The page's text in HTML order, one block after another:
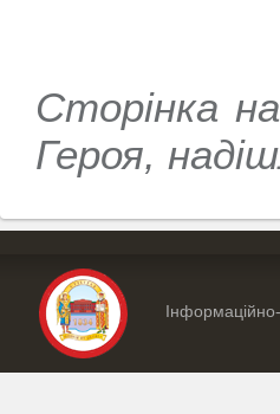
Сторінка
Героя,